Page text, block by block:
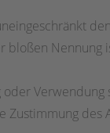
bloßen Nennung
Verwendung
Zustimmung des